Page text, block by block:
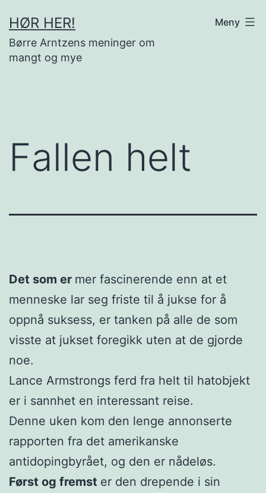
til
innhold
HØR HER!
Børre Arntzens meninger om
mangt og mye
Meny
Fallen helt
Det som er mer fascinerende enn at et
menneske lar seg friste til å jukse for å
oppnå suksess, er tanken på alle de som
visste at jukset foregikk uten at de gjorde
noe.
Lance Armstrongs ferd fra helt til hatobjekt
er i sannhet en interessant reise.
Denne uken kom den lenge annonserte
rapporten fra det amerikanske
antidopingbyrået, og den er nådeløs.
Først og fremst er den drepende i sin